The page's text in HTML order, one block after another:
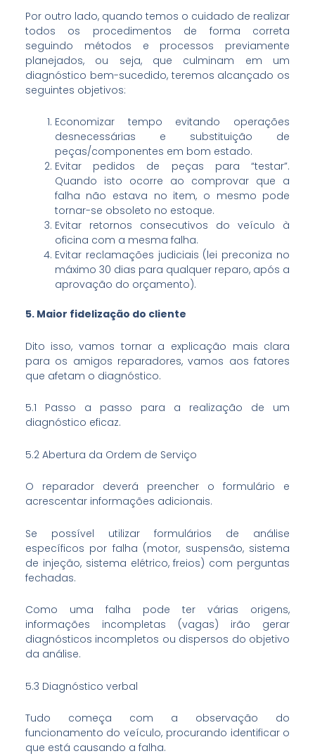
Por outro lado, quando temos o cuidado de realizar
todos os procedimentos de forma correta
seguindo métodos e processos previamente
planejados, ou seja, que culminam em um
diagnóstico bem-sucedido, teremos alcançado os
seguintes objetivos:
Economizar tempo evitando operações
desnecessárias e substituição de
peças/componentes em bom estado.
Evitar pedidos de peças para “testar”.
Quando isto ocorre ao comprovar que a
falha não estava no item, o mesmo pode
tornar-se obsoleto no estoque.
Evitar retornos consecutivos do veículo à
oficina com a mesma falha.
Evitar reclamações judiciais (lei preconiza no
máximo 30 dias para qualquer reparo, após a
aprovação do orçamento).
5. Maior fidelização do cliente
Dito isso, vamos tornar a explicação mais clara
para os amigos reparadores, vamos aos fatores
que afetam o diagnóstico.
5.1 Passo a passo para a realização de um
diagnóstico eficaz.
5.2 Abertura da Ordem de Serviço
O reparador deverá preencher o formulário e
acrescentar informações adicionais.
Se possível utilizar formulários de análise
específicos por falha (motor, suspensão, sistema
de injeção, sistema elétrico, freios) com perguntas
fechadas.
Como uma falha pode ter várias origens,
informações incompletas (vagas) irão gerar
diagnósticos incompletos ou dispersos do objetivo
da análise.
5.3 Diagnóstico verbal
Tudo começa com a observação do
funcionamento do veículo, procurando identificar o
que está causando a falha.